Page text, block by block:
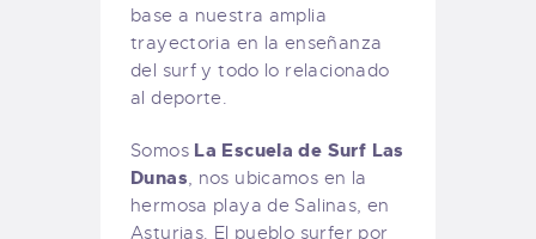
base a nuestra amplia
trayectoria en la enseñanza
del surf y todo lo relacionado
al deporte.
Somos La Escuela de Surf Las
Dunas , nos ubicamos en la
hermosa playa de Salinas, en
Asturias. El pueblo surfer por